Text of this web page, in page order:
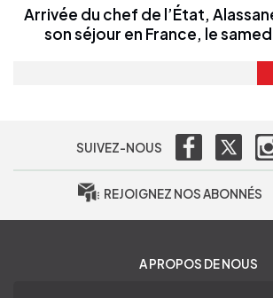
Arrivée du chef de l’État,
son séjour en France, le
SUIVEZ-NOUS
REJOIGNEZ NOS ABONNÉS
A PROPOS DE NOUS